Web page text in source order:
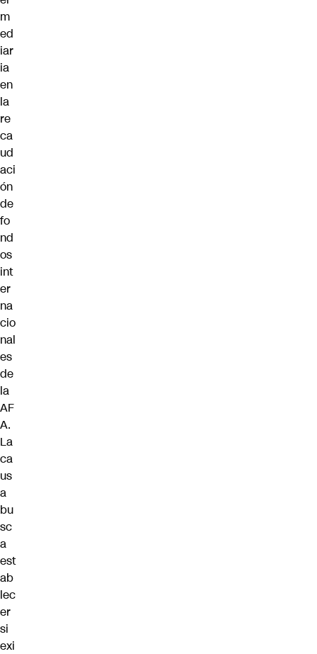
m
ed
iar
ia
en
la
re
ca
ud
aci
ón
de
fo
nd
os
int
er
na
cio
nal
es
de
la
AF
A.
La
ca
us
a
bu
sc
a
est
ab
lec
er
si
exi